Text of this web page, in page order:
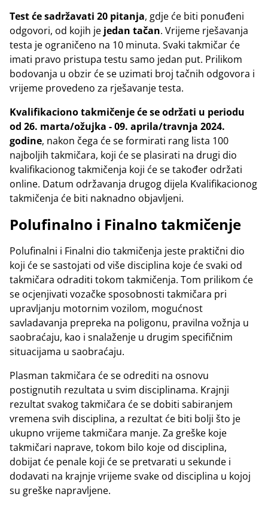
Test će sadržavati 20 pitanja, gdje će biti ponuđeni
odgovori, od kojih je jedan tačan. Vrijeme rješavanja
testa je ograničeno na 10 minuta. Svaki takmičar će
imati pravo pristupa testu samo jedan put. Prilikom
bodovanja u obzir će se uzimati broj tačnih odgovora i
vrijeme provedeno za rješavanje testa.
Kvalifikaciono takmičenje će se održati u periodu
od 26. marta/ožujka - 09. aprila/travnja 2024.
godine, nakon čega će se formirati rang lista 100
najboljih takmičara, koji će se plasirati na drugi dio
kvalifikacionog takmičenja koji će se također održati
online. Datum održavanja drugog dijela Kvalifikacionog
takmičenja će biti naknadno objavljeni.
Polufinalno i Finalno takmičenje
Polufinalni i Finalni dio takmičenja jeste praktični dio
koji će se sastojati od više disciplina koje će svaki od
takmičara odraditi tokom takmičenja. Tom prilikom će
se ocjenjivati vozačke sposobnosti takmičara pri
upravljanju motornim vozilom, mogućnost
savladavanja prepreka na poligonu, pravilna vožnja u
saobraćaju, kao i snalaženje u drugim specifičnim
situacijama u saobraćaju.
Plasman takmičara će se odrediti na osnovu
postignutih rezultata u svim disciplinama. Krajnji
rezultat svakog takmičara će se dobiti sabiranjem
vremena svih disciplina, a rezultat će biti bolji što je
ukupno vrijeme takmičara manje. Za greške koje
takmičari naprave, tokom bilo koje od disciplina,
dobijat će penale koji će se pretvarati u sekunde i
dodavati na krajnje vrijeme svake od disciplina u kojoj
su greške napravljene.